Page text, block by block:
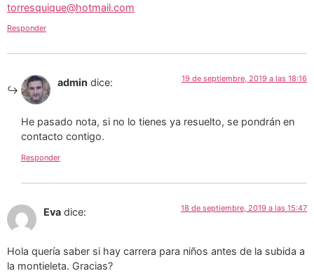
torresquique@hotmail.com
Responder
admin dice: 19 de septiembre, 2019 a las 18:16
He pasado nota, si no lo tienes ya resuelto, se pondrán en
contacto contigo.
Responder
Eva dice: 18 de septiembre, 2019 a las 15:47
Hola quería saber si hay carrera para niños antes de la subida a
la montieleta. Gracias?